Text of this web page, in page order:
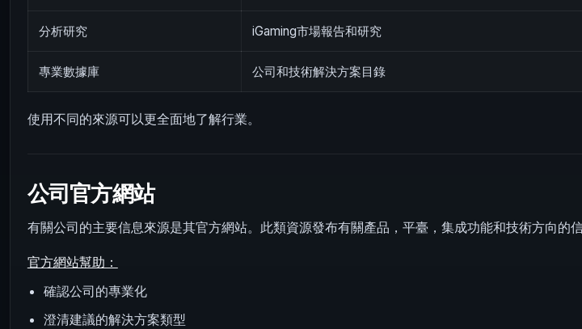
分析研究 iGaming市場報告和研究
專業數據庫 公司和技術解決方案目錄
使用不同的來源可以更全面地了解行業。
公司官方網站
有關公司的主要信息來源是其官方網站。此類資源發布有關產品，平臺，集成功能和技術方向的信
官方網站幫助：
確認公司的專業化
澄清建議的解決方案類型